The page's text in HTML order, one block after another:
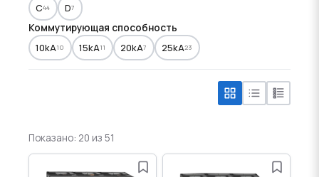
C44 D7
Коммутирующая способность
10kA10 15kA11 20kA7 25kA23
Показано: 20 из 51